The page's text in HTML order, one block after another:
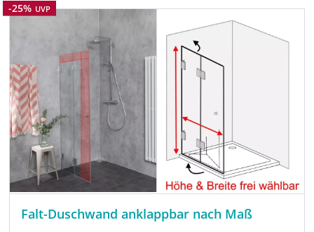
Rabatt
-25% UVP
Falt-Duschwand anklappbar nach Maß